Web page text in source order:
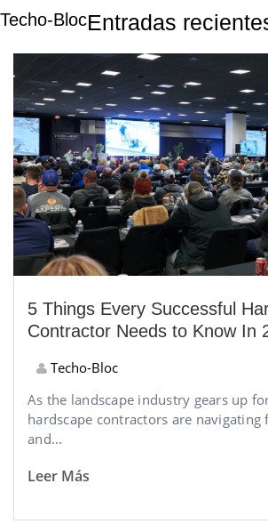
Techo-BlocEntradas
5 Things Every Successful
Contractor Needs to Know In
Techo-Bloc
As the landscape industry gears up
hardscape contractors are navigating
and...
Leer Más